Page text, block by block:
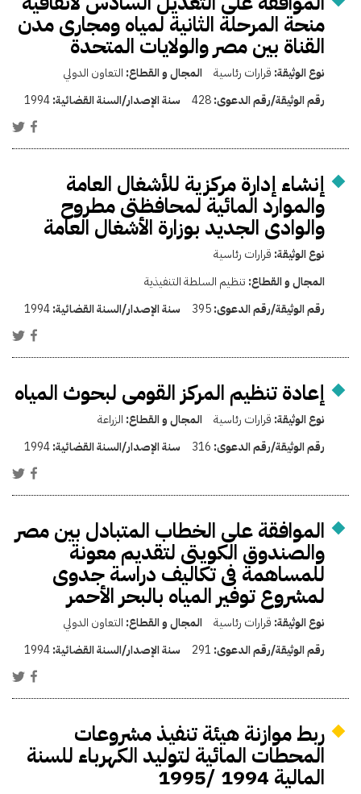
منحة المرحلة الثانية لمياه ومجارى مدن
القناة بين مصر والولايات المتحدة
نوع الوثيقة: قرارات رئاسية المجال و القطاع: التعاون الدولي
رقم الوثيقة/رقم الدعوى:428 سنة الإصدار/السنة القضائية:1994
إنشاء إدارة مركزية للأشغال العامة
والموارد المائية لمحافظتى مطروح
والوادى الجديد بوزارة الأشغال العامة
نوع الوثيقة: قرارات رئاسية
المجال و القطاع: تنظيم السلطة التنفيذية
رقم الوثيقة/رقم الدعوى:395 سنة الإصدار/السنة القضائية:1994
إعادة تنظيم المركز القومى لبحوث المياه
نوع الوثيقة: قرارات رئاسية المجال و القطاع: الزراعة
رقم الوثيقة/رقم الدعوى: 316 سنة الإصدار/السنة القضائية:1994
الموافقة على الخطاب المتبادل بين مصر
والصندوق الكويتى لتقديم معونة
للمساهمة فى تكاليف دراسة جدوى
لمشروع توفير المياه بالبحر الأحمر
نوع الوثيقة: قرارات رئاسية المجال و القطاع: التعاون الدولي
رقم الوثيقة/رقم الدعوى: 291 سنة الإصدار/السنة القضائية:1994
ربط موازنة هيئة تنفيذ مشروعات
المحطات المائية لتوليد الكهرباء للسنة
المالية 1994 /1995